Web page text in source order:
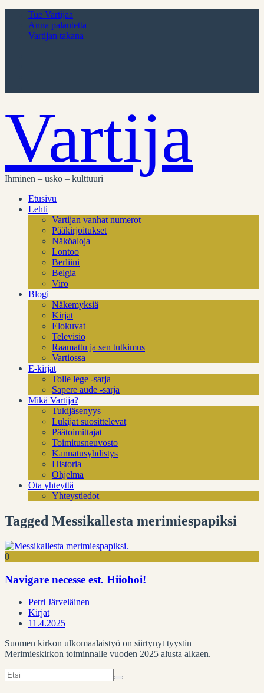
Tue Vartijaa
Anna palautetta
Vartijan takana
Vartija
Ihminen – usko – kulttuuri
Etusivu
Lehti
Vartijan vanhat numerot
Pääkirjoitukset
Näköaloja
Lontoo
Berliini
Belgia
Viro
Blogi
Näkemyksiä
Kirjat
Elokuvat
Televisio
Raamattu ja sen tutkimus
Vartiossa
E-kirjat
Tolle lege -sarja
Sapere aude -sarja
Mikä Vartija?
Tukijäsenyys
Lukijat suosittelevat
Päätoimittajat
Toimitusneuvosto
Kannatusyhdistys
Historia
Ohjelma
Ota yhteyttä
Yhteystiedot
Tagged Messikallesta merimiespapiksi
0
Navigare necesse est. Hiiohoi!
Petri Järveläinen
Kirjat
11.4.2025
Suomen kirkon ulkomaalaistyö on siirtynyt tyystin
Merimieskirkon toiminnalle vuoden 2025 alusta alkaen.
Search
for: